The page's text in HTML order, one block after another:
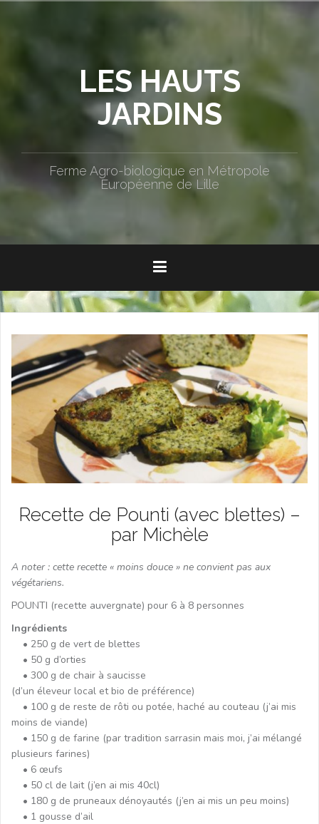
LES HAUTS
JARDINS
Ferme Agro-biologique en Métropole
Européenne de Lille
Recette de Pounti (avec blettes) –
par Michèle
A noter : cette recette « moins douce » ne convient pas aux
végétariens.
POUNTI (recette auvergnate) pour 6 à 8 personnes
Ingrédients
• 250 g de vert de blettes
• 50 g d’orties
• 300 g de chair à saucisse
(d’un éleveur local et bio de préférence)
• 100 g de reste de rôti ou potée, haché au couteau (j’ai mis
moins de viande)
• 150 g de farine (par tradition sarrasin mais moi, j’ai mélangé
plusieurs farines)
• 6 œufs
• 50 cl de lait (j’en ai mis 40cl)
• 180 g de pruneaux dénoyautés (j’en ai mis un peu moins)
• 1 gousse d’ail